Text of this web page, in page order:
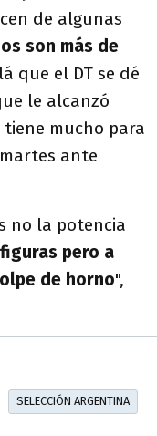
de algunas
son más de
que el DT se dé
le alcanzó
mucho para
ante
no la potencia
pero a
de horno",
SELECCIÓN ARGENTINA